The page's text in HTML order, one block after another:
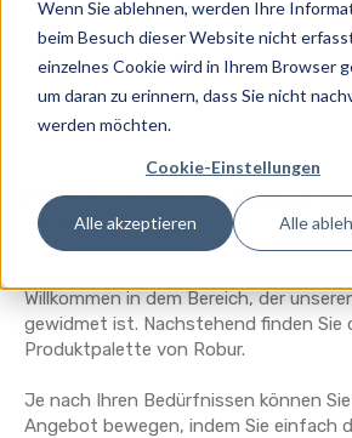
Wenn Sie ablehnen, werden Ihre
beim Besuch dieser Website nicht
einzelnes Cookie wird in Ihrem Browser
um daran zu erinnern, dass Sie nicht
werden möchten.
Cookie-Einstellungen
Alle akzeptieren Alle
Von warm bis kalt,
Produktpalette zu
Verfügung.
Die Welt von Robur liegt Ihnen zu
die Wahl.
Willkommen in dem Bereich, der
gewidmet ist. Nachstehend finden Sie
Produktpalette von Robur.
Je nach Ihren Bedürfnissen können
Angebot bewegen, indem Sie einfach